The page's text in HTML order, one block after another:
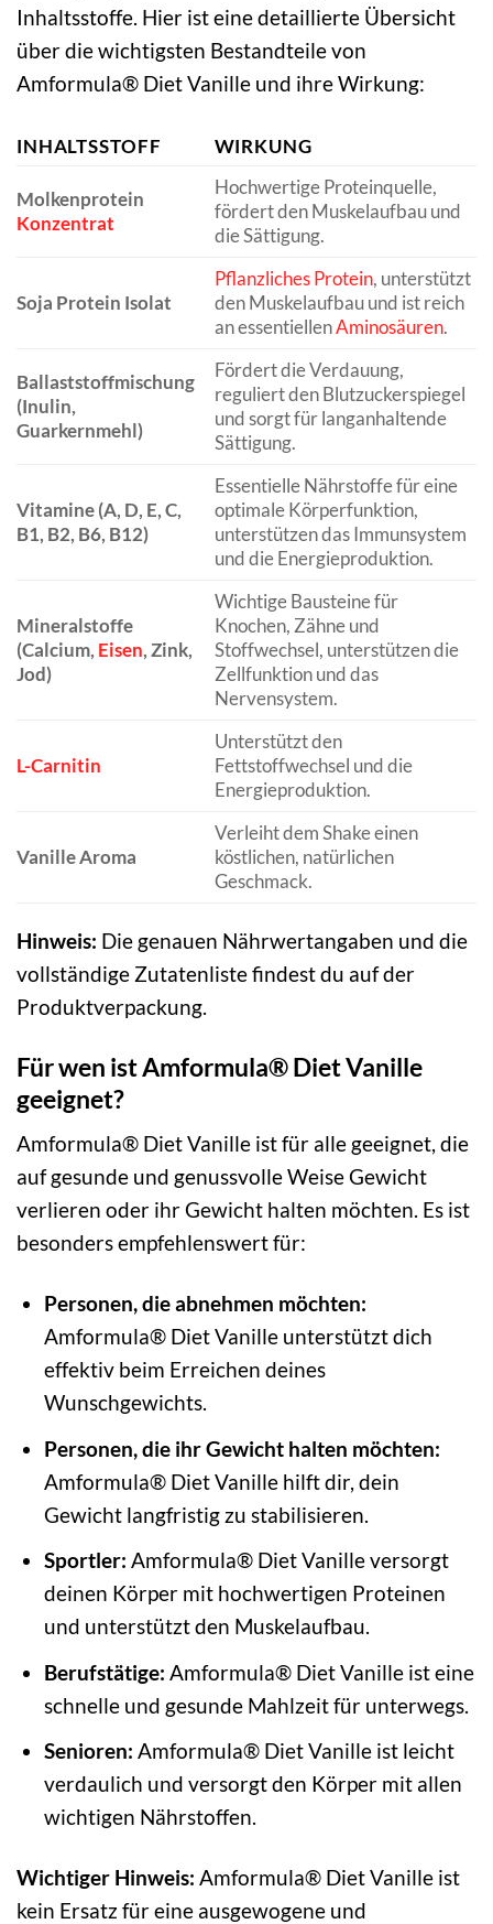
Inhaltsstoffe. Hier ist eine detaillierte Übersicht
über die wichtigsten Bestandteile von
Amformula® Diet Vanille und ihre Wirkung:
INHALTSSTOFF WIRKUNG
Molkenprotein
Konzentrat
Hochwertige Proteinquelle,
fördert den Muskelaufbau und
die Sättigung.
Soja Protein Isolat
Pflanzliches Protein, unterstützt
den Muskelaufbau und ist reich
an essentiellenAminosäuren.
Ballaststoffmischung
(Inulin,
Guarkernmehl)
Fördert die Verdauung,
reguliert den Blutzuckerspiegel
und sorgt für langanhaltende
Sättigung.
Vitamine (A, D, E, C,
B1, B2, B6, B12)
Essentielle Nährstoffe für eine
optimale Körperfunktion,
unterstützen das Immunsystem
und die Energieproduktion.
Mineralstoffe
(Calcium, Eisen, Zink,
Jod)
Wichtige Bausteine für
Knochen, Zähne und
Stoffwechsel, unterstützen die
Zellfunktion und das
Nervensystem.
L-Carnitin
Unterstützt den
Fettstoffwechsel und die
Energieproduktion.
Vanille Aroma
Verleiht dem Shake einen
köstlichen, natürlichen
Geschmack.
Hinweis: Die genauen Nährwertangaben und die
vollständige Zutatenliste findest du auf der
Produktverpackung.
Für wen ist Amformula® Diet Vanille
geeignet?
Amformula® Diet Vanille ist für alle geeignet, die
auf gesunde und genussvolle Weise Gewicht
verlieren oder ihr Gewicht halten möchten. Es ist
besonders empfehlenswert für:
Personen, die abnehmen möchten:
Amformula® Diet Vanille unterstützt dich
effektiv beim Erreichen deines
Wunschgewichts.
Personen, die ihr Gewicht halten möchten:
Amformula® Diet Vanille hilft dir, dein
Gewicht langfristig zu stabilisieren.
Sportler: Amformula® Diet Vanille versorgt
deinen Körper mit hochwertigen Proteinen
und unterstützt den Muskelaufbau.
Berufstätige: Amformula® Diet Vanille ist eine
schnelle und gesunde Mahlzeit für unterwegs.
Senioren: Amformula® Diet Vanille ist leicht
verdaulich und versorgt den Körper mit allen
wichtigen Nährstoffen.
Wichtiger Hinweis: Amformula® Diet Vanille ist
kein Ersatz für eine ausgewogene und